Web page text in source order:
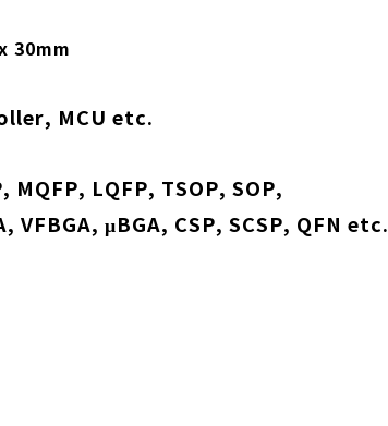
30mm
MCU etc.
LQFP, TSOP, SOP,
μBGA, CSP, SCSP, QFN etc.